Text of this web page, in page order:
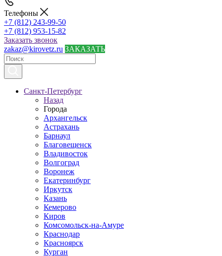
Телефоны
+7 (812) 243-99-50
+7 (812) 953-15-82
Заказать звонок
zakaz@kirovetz.ru ЗАКАЗАТЬ
Санкт-Петербург
Назад
Города
Архангельск
Астрахань
Барнаул
Благовещенск
Владивосток
Волгоград
Воронеж
Екатеринбург
Иркутск
Казань
Кемерово
Киров
Комсомольск-на-Амуре
Краснодар
Красноярск
Курган